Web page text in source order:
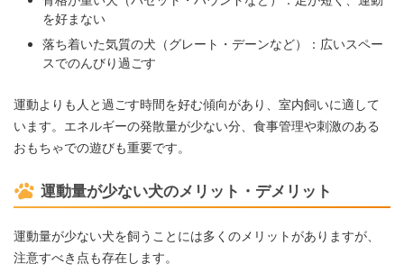
を好まない
落ち着いた気質の犬（グレート・デーンなど）：広いスペー
スでのんびり過ごす
運動よりも人と過ごす時間を好む傾向があり、室内飼いに適して
います。エネルギーの発散量が少ない分、食事管理や刺激のある
おもちゃでの遊びも重要です。
運動量が少ない犬のメリット・デメリット
運動量が少ない犬を飼うことには多くのメリットがありますが、
注意すべき点も存在します。